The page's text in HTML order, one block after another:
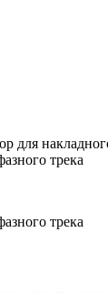
для